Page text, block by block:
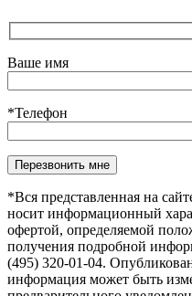
Ваше имя
*Телефон
Оставьте это поле пустым.
*Вся представленная на
носит информационный
офертой, определяемой
получения подробной
(495) 320-01-04.
информация может быть